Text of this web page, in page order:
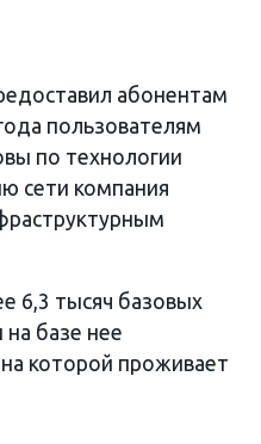
абонентам
пользователям
по технологии
сети компания
6,3 тысяч базовых
базе нее
которой проживает